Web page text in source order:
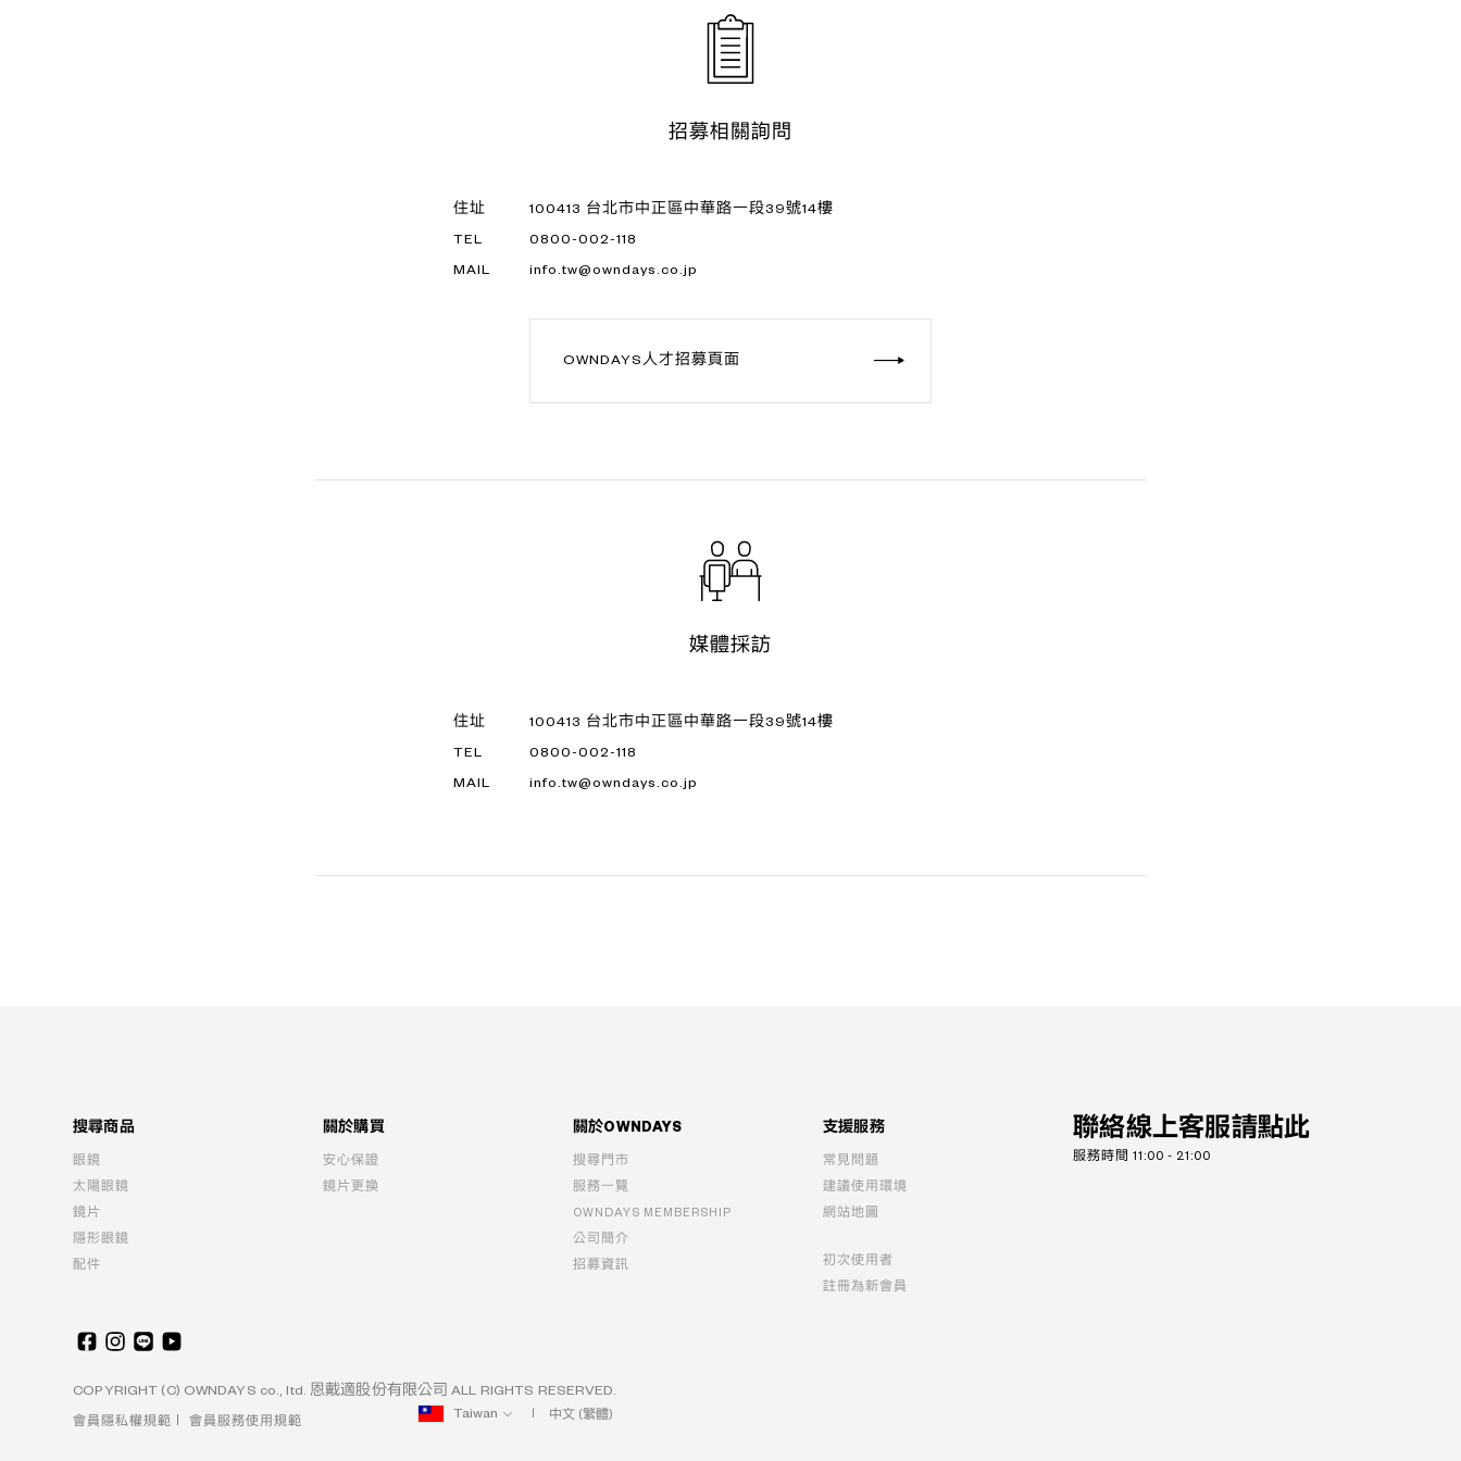
招募相關詢問
住址 100413 台北市中正區中華路一段39號14樓
TEL 0800-002-118
MAIL info.tw@owndays.co.jp
OWNDAYS人才招募頁面
媒體採訪
住址 100413 台北市中正區中華路一段39號14樓
TEL 0800-002-118
MAIL info.tw@owndays.co.jp
搜尋商品
眼鏡
太陽眼鏡
鏡片
隱形眼鏡
配件
關於購買
安心保證
鏡片更換
關於OWNDAYS
搜尋門市
服務一覽
OWNDAYS MEMBERSHIP
公司簡介
招募資訊
支援服務
常見問題
建議使用環境
網站地圖
初次使用者
註冊為新會員
聯絡線上客服請點此
服務時間 11:00 - 21:00
COPYRIGHT (C) OWNDAYS co., ltd. 恩戴適股份有限公司 ALL RIGHTS RESERVED.
Taiwan
中文 (繁體)
會員隱私權規範 會員服務使用規範